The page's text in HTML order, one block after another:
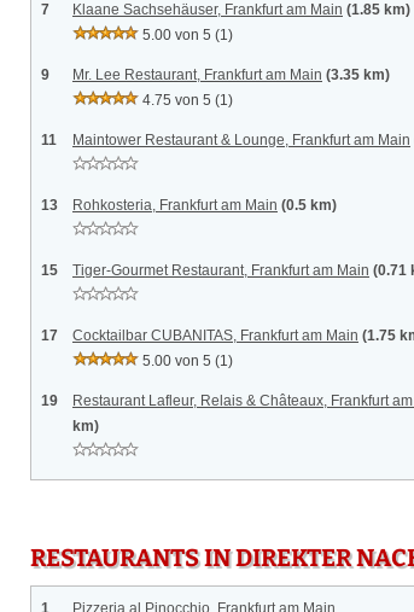
7 Klaane Sachsehäuser, Frankfurt am Main (1.85 km)
5.00 von 5 (1)
9 Mr. Lee Restaurant, Frankfurt am Main (3.35 km)
4.75 von 5 (1)
11 Maintower Restaurant & Lounge, Frankfurt am Main
13 Rohkosteria, Frankfurt am Main (0.5 km)
15 Tiger-Gourmet Restaurant, Frankfurt am Main (0.71
17 Cocktailbar CUBANITAS, Frankfurt am Main (1.75
5.00 von 5 (1)
19 Restaurant Lafleur, Relais & Châteaux, Frankfurt
km)
RESTAURANTS IN DIREKTER
1 Pizzeria al Pinocchio, Frankfurt am Main